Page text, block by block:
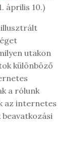
április 10.)
illusztrált
utakon
különböző
a rólunk
az internetes